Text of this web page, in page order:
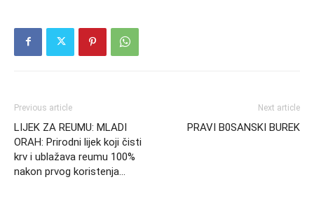
Previous article
LIJEK ZA REUMU: MLADI
ORAH: Prirodni lijek koji čisti
krv i ublažava reumu 100%
nakon prvog koristenja…
Next article
PRAVI B0SANSKI BUREK